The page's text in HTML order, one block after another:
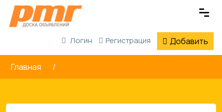
Логин Регистрация Добавить
Главная